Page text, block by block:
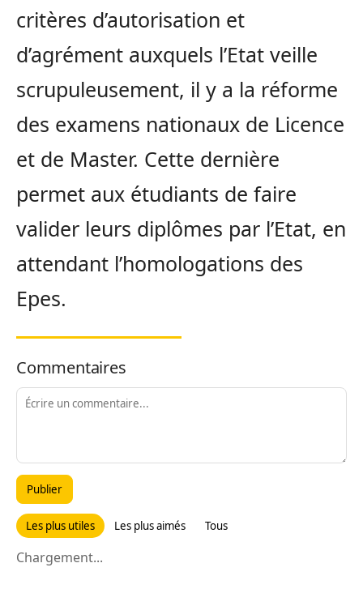
critères d’autorisation et
d’agrément auxquels l’Etat veille
scrupuleusement, il y a la réforme
des examens nationaux de Licence
et de Master. Cette dernière
permet aux étudiants de faire
valider leurs diplômes par l’Etat, en
attendant l’homologations des
Epes.
Commentaires
Publier
Les plus utiles Les plus aimés Tous
Chargement...